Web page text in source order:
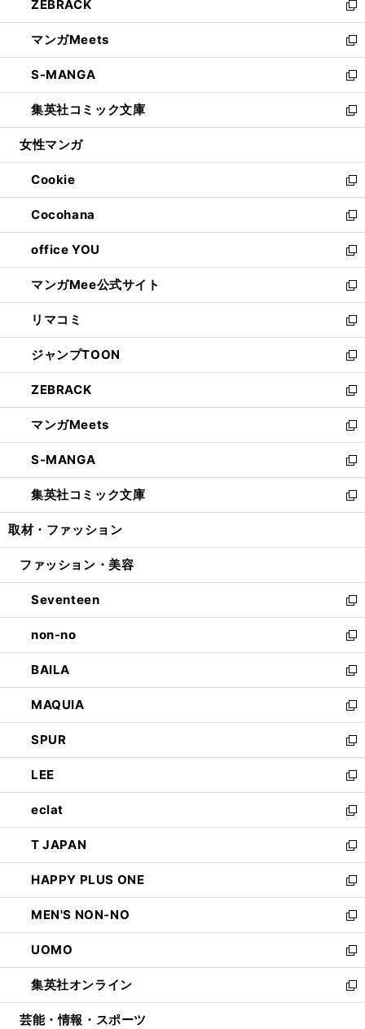
く
で
開
く
ド
ウ
で
開
く
ィ
ン
ド
ウ
で
開
く
い
ウ
ィ
ン
ド
ウ
で
開
ZEBRACK
新
し
い
ウ
ィ
ン
ド
ウ
開
く
マンガMeets
新
し
い
ウ
ィ
ン
ウ
で
開
く
S-MANGA
新
し
い
ウ
ン
ド
ウ
で
開
く
集英社コミック文庫
新
し
ウ
ィ
ン
ド
ウ
で
開
く
女性マンガ
Cookie
新
し
い
ウ
ィ
ン
ド
ウ
で
開
く
Cocohana
新
し
い
ウ
ィ
ン
ド
ウ
で
開
く
office YOU
新
し
い
ウ
ィ
ン
ド
ウ
で
開
く
マンガMee公式サイト
新
し
い
ウ
ィ
ン
ド
ウ
で
開
く
リマコミ
新
し
い
ウ
ィ
ン
ド
ウ
で
開
く
ジャンプTOON
新
し
い
ウ
ィ
ン
ド
ウ
で
開
ZEBRACK
新
し
い
ウ
ィ
ン
ド
ウ
開
マンガMeets
新
し
い
ウ
ィ
ン
ウ
開
く
S-MANGA
新
し
い
ウ
ン
ウ
で
開
く
集英社コミック文庫
新
し
ウ
ン
ド
ウ
で
開
く
取材・ファッション
ファッション・美容
Seventeen
新
し
い
ウ
ィ
ン
ド
ウ
で
開
く
non-no
新
し
い
ウ
ィ
ン
ド
ウ
で
開
く
BAILA
新
し
い
ウ
ィ
ン
ド
ウ
で
開
く
MAQUIA
新
し
い
ウ
ィ
ン
ド
ウ
で
開
く
SPUR
新
し
い
ウ
ィ
ン
ド
ウ
で
開
く
LEE
新
し
い
ウ
ィ
ン
ド
ウ
で
開
く
eclat
新
し
い
ウ
ィ
ン
ド
ウ
で
開
く
T JAPAN
新
し
い
ウ
ィ
ン
ド
ウ
で
開
HAPPY PLUS ONE
新
し
い
ウ
ィ
ン
ド
ウ
MEN'S NON-NO
新
し
い
ウ
ィ
ン
UOMO
新
し
い
ウ
集英社オンライン
新
し
芸能・情報・スポーツ